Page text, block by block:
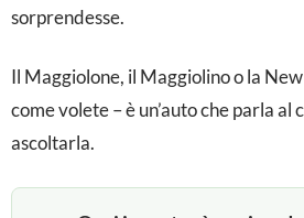
l
o
n
e
sorprendesse.
Il Maggiolone, il Maggiolino o la
come volete – è un’auto che parla al
ascoltarla.